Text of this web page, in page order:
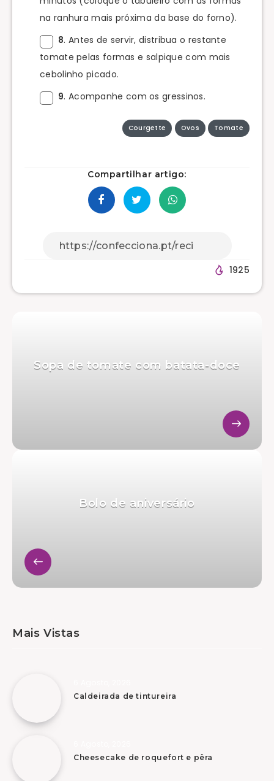
na ranhura mais próxima da base do forno).
8. Antes de servir, distribua o restante
tomate pelas formas e salpique com mais
cebolinho picado.
9. Acompanhe com os gressinos.
Courgette Ovos Tomate
Compartilhar artigo:
1925
Sopa de tomate com batata-doce
Bolo de aniversário
Mais Vistas
Caldeirada de tintureira
Cheesecake de roquefort e pêra